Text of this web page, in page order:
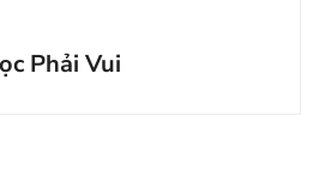
Phải Vui